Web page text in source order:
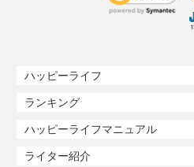
ハッピーライフ
ランキング
ハッピーライフマニュアル
ライター紹介